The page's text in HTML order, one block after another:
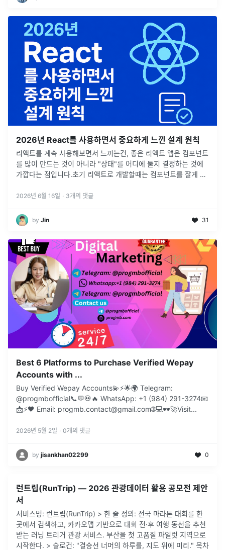
2026년 React를 사용하면서 중요하게 느낀 설계 원칙
리액트를 계속 사용해보면서 느끼는건, 좋은 리액트 앱은 컴포넌트
를 많이 만드는 것이 아니라 "상태"를 어디에 둘지 결정하는 것에
가깝다는 점입니다.초기 리액트로 개발할때는 컴포넌트를 잘게 나
리액트 개...
2026년 6월 16일 · 3개의 댓글
by Jin 31
Best 6 Platforms to Purchase Verified Wepay
Accounts with ...
Buy Verified Wepay Accounts💫⚡️🌟🌍 Telegram:
@progmbofficial📞💬💀🔥 WhatsApp: +1 (984) 291-3274📧
📩⚡🖤 Email: progmb.contact@gmail.com🌐💻🕶️🚀Visit...
2026년 5월 2일 · 0개의 댓글
by jisankhan02299 0
런트립(RunTrip) — 2026 관광데이터 활용 공모전 제안
서
서비스명: 런트립(RunTrip) > 한 줄 정의: 전국 마라톤 대회를 한
곳에서 검색하고, 카카오맵 기반으로 대회 전·후 여행 동선을 추천
받는 러닝 트리거 관광 서비스. 부산을 첫 고품질 파일럿 지역으로
시작한다. > 슬로건: "결승선 너머의 하루를, 지도 위에 미리." 목차